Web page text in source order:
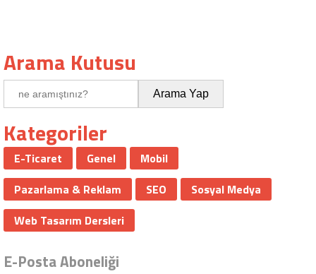
Arama Kutusu
Kategoriler
E-Ticaret Genel
Mobil
Pazarlama & Reklam
SEO
Sosyal Medya
Web Tasarım Dersleri
E-Posta Aboneliği